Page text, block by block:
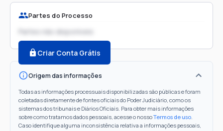
Partes do Processo
Partes não disponíveis
Criar Conta Grátis
Origem das informações
Todas as informações processuais disponibilizadas são públicas e foram
coletadas diretamente de fontes oficiais do Poder Judiciário, como os
sistemas dos tribunais e Diários Oficiais. Para obter mais informações
sobre como tratamos dados pessoais, acesse o nossoTermos de uso.
Caso identifique alguma inconsistência relativa a informações pessoais,